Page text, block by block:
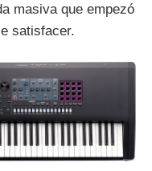
masiva que empezó
satisfacer.